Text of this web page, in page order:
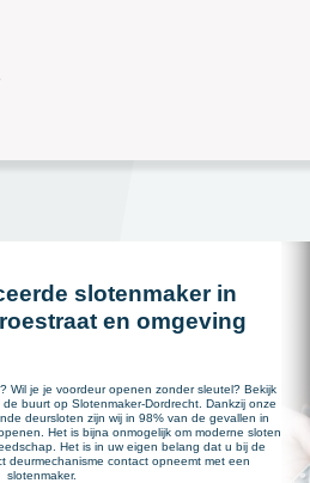
slotenmaker in
en omgeving
Wil je je voordeur openen zonder sleutel? Bekijk
buurt op Slotenmaker-Dordrecht. Dankzij onze
deursloten zijn wij in 98% van de gevallen in
Het is bijna onmogelijk om moderne sloten
Het is in uw eigen belang dat u bij de
deurmechanisme contact opneemt met een
slotenmaker.